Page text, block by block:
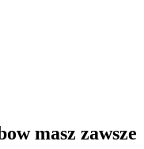
masz zawsze